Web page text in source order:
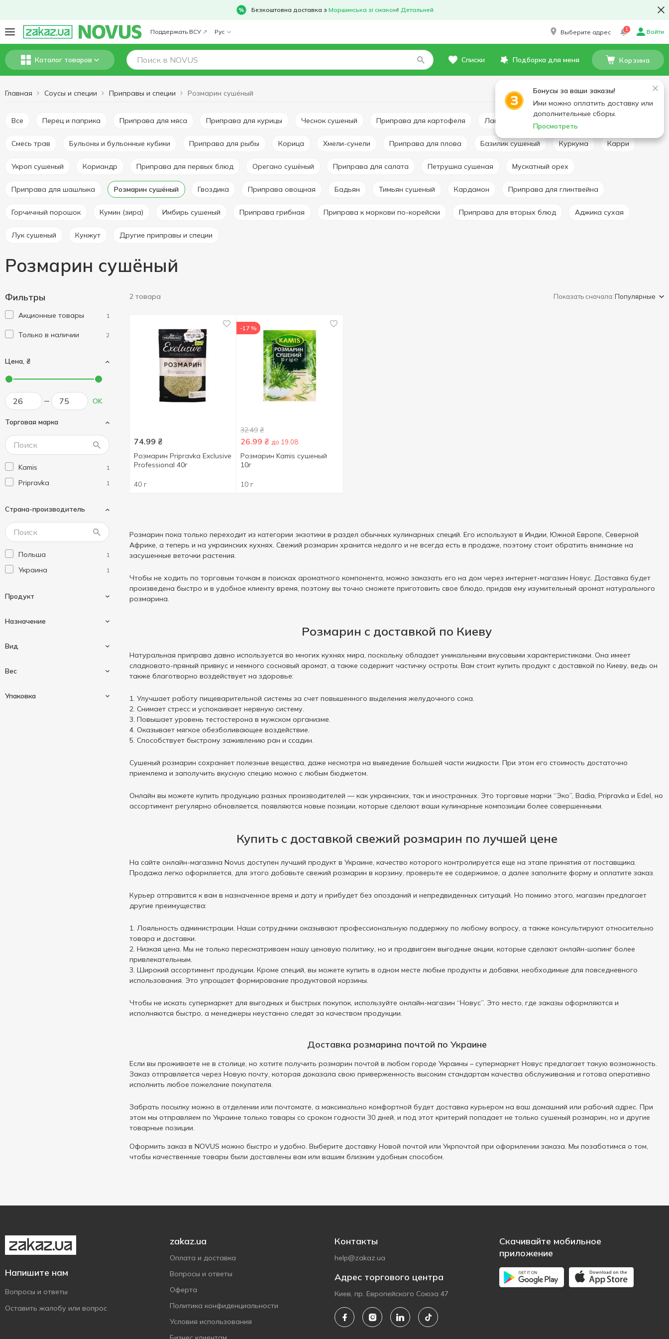
Безкоштовна доставка з Моршинська зі смаком! Детальней
Поддержать ВСУ Рус Выберите адрес 1 Войти
Каталог товаров Списки Подборка для меня Корзина
Бонусы за ваши заказы!
Ими можно оплатить доставку или
дополнительные сборы.
Просмотреть
Главная Соусы и специи Приправы и специи Розмарин сушёный
Все Перец и паприка Приправа для мяса Приправа для курицы Чеснок сушеный Приправа для картофеля Лавровый лист Приправа универсальная
Смесь трав Бульоны и бульонные кубики Приправа для рыбы Корица Хмели-сунели Приправа для плова Базилик сушеный Куркума Карри
Укроп сушеный Кориандр Приправа для первых блюд Орегано сушёный Приправа для салата Петрушка сушеная Мускатный орех
Приправа для шашлыка Розмарин сушёный Гвоздика Приправа овощная Бадьян Тимьян сушеный Кардамон Приправа для глинтвейна
Горчичный порошок Кумин (зира) Имбирь сушеный Приправа грибная Приправа к моркови по-корейски Приправа для вторых блюд Аджика сухая
Лук сушеный Кунжут Другие приправы и специи
Розмарин сушёный
Фильтры
Акционные товары 1
Только в наличии 2
Цена, ₴
OK
Торговая марка
Kamis 1
Pripravka 1
Страна-производитель
Польша 1
Украина 1
Продукт
Назначение
Вид
Вес
Упаковка
2 товара Показать сначала:Популярные
74.99 ₴
Розмарин Pripravka Exclusive
Professional 40г
40 г
-17 %
32.49 ₴
26.99 ₴ до 19.08
Розмарин Kamis сушеный
10г
10 г
Розмарин пока только переходит из категории экзотики в раздел обычных кулинарных специй. Его используют в Индии, Южной Европе, Северной
Африке, а теперь и на украинских кухнях. Свежий розмарин хранится недолго и не всегда есть в продаже, поэтому стоит обратить внимание на
засушенные веточки растения.
Чтобы не ходить по торговым точкам в поисках ароматного компонента, можно заказать его на дом через интернет-магазин Новус. Доставка будет
произведена быстро и в удобное клиенту время, поэтому вы точно сможете приготовить свое блюдо, придав ему изумительный аромат натурального
розмарина.
Розмарин с доставкой по Киеву
Натуральная приправа давно используется во многих кухнях мира, поскольку обладает уникальными вкусовыми характеристиками. Она имеет
сладковато-пряный привкус и немного сосновый аромат, а также содержит частичку остроты. Вам стоит купить продукт с доставкой по Киеву, ведь он
также благотворно воздействует на здоровье:
Улучшает работу пищеварительной системы за счет повышенного выделения желудочного сока.
Снимает стресс и успокаивает нервную систему.
Повышает уровень тестостерона в мужском организме.
Оказывает мягкое обезболивающее воздействие.
Способствует быстрому заживлению ран и ссадин.
Сушеный розмарин сохраняет полезные вещества, даже несмотря на выведение большей части жидкости. При этом его стоимость достаточно
приемлема и заполучить вкусную специю можно с любым бюджетом.
Онлайн вы можете купить продукцию разных производителей — как украинских, так и иностранных. Это торговые марки “Эко”, Badia, Pripravka и Edel, но
ассортимент регулярно обновляется, появляются новые позиции, которые сделают ваши кулинарные композиции более совершенными.
Купить с доставкой свежий розмарин по лучшей цене
На сайте онлайн-магазина Novus доступен лучший продукт в Украине, качество которого контролируется еще на этапе принятия от поставщика.
Продажа легко оформляется, для этого добавьте свежий розмарин в корзину, проверьте ее содержимое, а далее заполните форму и оплатите заказ.
Курьер отправится к вам в назначенное время и дату и прибудет без опозданий и непредвиденных ситуаций. Но помимо этого, магазин предлагает
другие преимущества:
Лояльность администрации. Наши сотрудники оказывают профессиональную поддержку по любому вопросу, а также консультируют относительно
товара и доставки.
Низкая цена. Мы не только пересматриваем нашу ценовую политику, но и продвигаем выгодные акции, которые сделают онлайн-шопинг более
привлекательным.
Широкий ассортимент продукции. Кроме специй, вы можете купить в одном месте любые продукты и добавки, необходимые для повседневного
использования. Это упрощает формирование продуктовой корзины.
Чтобы не искать супермаркет для выгодных и быстрых покупок, используйте онлайн-магазин “Новус”. Это место, где заказы оформляются и
исполняются быстро, а менеджеры неустанно следят за качеством продукции.
Доставка розмарина почтой по Украине
Если вы проживаете не в столице, но хотите получить розмарин почтой в любом городе Украины – супермаркет Новус предлагает такую возможность.
Заказ отправляется через Новую почту, которая доказала свою приверженность высоким стандартам качества обслуживания и готова оперативно
исполнить любое пожелание покупателя.
Забрать посылку можно в отделении или почтомате, а максимально комфортной будет доставка курьером на ваш домашний или рабочий адрес. При
этом мы отправляем по Украине только товары со сроком годности 30 дней, и под этот критерий попадает не только сушеный розмарин, но и другие
товарные позиции.
Оформить заказ в NOVUS можно быстро и удобно. Выберите доставку Новой почтой или Укрпочтой при оформлении заказа. Мы позаботимся о том,
чтобы качественные товары были доставлены вам или вашим близким удобным способом.
Напишите нам
Вопросы и ответы
Оставить жалобу или вопрос
zakaz.ua
Оплата и доставка
Вопросы и ответы
Оферта
Политика конфиденциальности
Условия использования
Контакты
help@zakaz.ua
Адрес торгового центра
Киев, пр. Европейского Союза 47
Скачивайте мобильное
приложение